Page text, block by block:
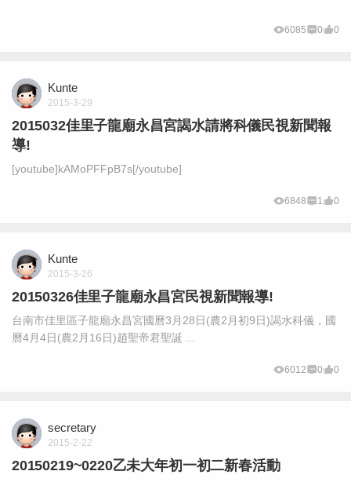
6085 0 0
Kunte
2015-3-29
2015032佳里子龍廟永昌宮謁水請將科儀民視新聞報
導!
[youtube]kAMoPFFpB7s[/youtube]
6848 1 0
Kunte
2015-3-26
20150326佳里子龍廟永昌宮民視新聞報導!
台南市佳里區子龍廟永昌宮國曆3月28日(農2月初9日)謁水科儀，國
曆4月4日(農2月16日)趙聖帝君聖誕 ...
6012 0 0
secretary
2015-2-22
20150219~0220乙未大年初一初二新春活動